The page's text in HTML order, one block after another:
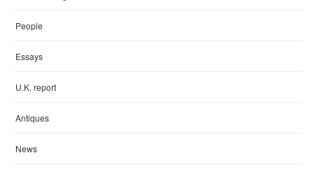
People
Essays
U.K. report
Antiques
News